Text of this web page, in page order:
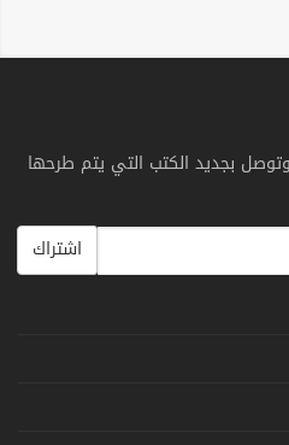
وتوصل بجديد الكتب التي يتم طرحها
اشتراك